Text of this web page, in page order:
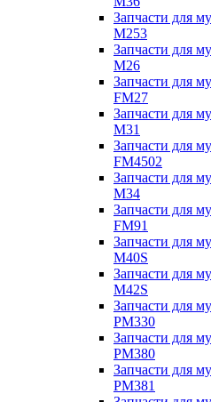
Запчасти для
M253
Запчасти для
M26
Запчасти для
FM27
Запчасти для
M31
Запчасти для
FM4502
Запчасти для
M34
Запчасти для
FM91
Запчасти для
M40S
Запчасти для
M42S
Запчасти для
PM330
Запчасти для
PM380
Запчасти для
PM381